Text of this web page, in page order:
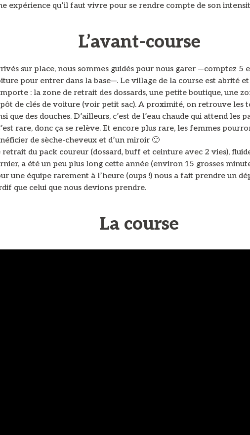
expérience qu’il faut vivre pour se rendre compte de son
L’avant-course
sur place, nous sommes guidés pour nous garer —comptez 5
pour entrer dans la base—. Le village de la course est abrité et
: la zone de retrait des dossards, une petite boutique, une
de clés de voiture (voir petit sac). A proximité, on retrouve les
que des douches. D’ailleurs, c’est de l’eau chaude qui attend les
rare, donc ça se relève. Et encore plus rare, les femmes
de sèche-cheveux et d’un miroir 🙂
retrait du pack coureur (dossard, buff et ceinture avec 2 vies),
a été un peu plus long cette année (environ 15 grosses
une équipe rarement à l’heure (oups !) nous a fait prendre un
que celui que nous devions prendre.
La course